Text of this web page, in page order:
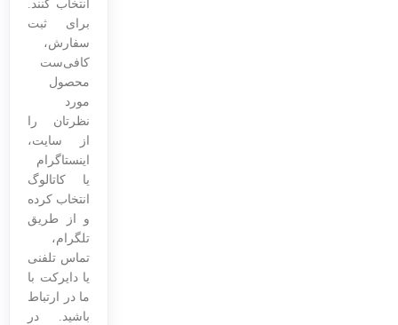
انتخاب کنند.
برای ثبت
سفارش،
کافی‌ست
محصول
مورد
نظرتان را
از سایت،
اینستاگرام
یا کاتالوگ
انتخاب کرده
و از طریق
تلگرام،
تماس تلفنی
یا دایرکت با
ما در ارتباط
باشید. در